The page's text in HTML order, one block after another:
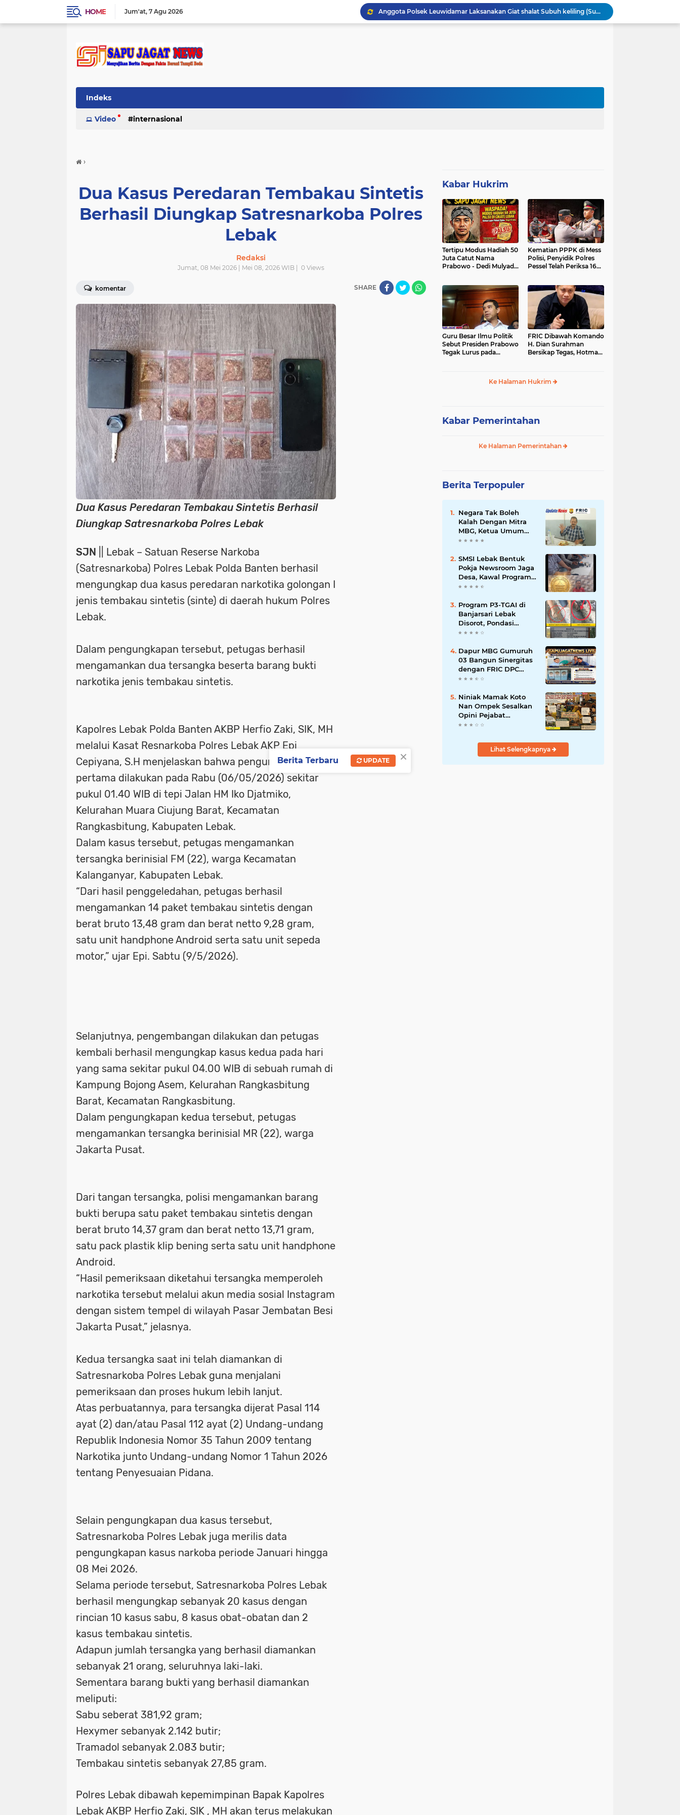
HOME Jum'at 7 Agu 2026
Patroli Malam dan Pengamanan Voli, Koramil Bulukerto Jaga Kondusivitas Wilayah
Kapolda Banten Hadiri Ground Breaking Pembangunan Gedung Kantor DPD RI di Ibu Kota Provinsi Banten
Sebanyak 27 Dapur MBG di Banten Masih di-Suspend BGN
Indeks
Video internasional
›
Dua Kasus Peredaran Tembakau Sintetis
Berhasil Diungkap Satresnarkoba Polres
Lebak
Redaksi
Jumat, 08 Mei 2026 | Mei 08, 2026 WIB | 0 Views
komentar SHARE
Dua Kasus Peredaran Tembakau Sintetis Berhasil
Diungkap Satresnarkoba Polres Lebak
SJN || Lebak – Satuan Reserse Narkoba
(Satresnarkoba) Polres Lebak Polda Banten berhasil
mengungkap dua kasus peredaran narkotika golongan I
jenis tembakau sintetis (sinte) di daerah hukum Polres
Lebak.
Dalam pengungkapan tersebut, petugas berhasil
mengamankan dua tersangka beserta barang bukti
narkotika jenis tembakau sintetis.
Kapolres Lebak Polda Banten AKBP Herfio Zaki, SIK, MH
melalui Kasat Resnarkoba Polres Lebak AKP Epi
Cepiyana, S.H menjelaskan bahwa pengungkapan
pertama dilakukan pada Rabu (06/05/2026) sekitar
pukul 01.40 WIB di tepi Jalan HM Iko Djatmiko,
Kelurahan Muara Ciujung Barat, Kecamatan
Rangkasbitung, Kabupaten Lebak.
Dalam kasus tersebut, petugas mengamankan
tersangka berinisial FM (22), warga Kecamatan
Kalanganyar, Kabupaten Lebak.
“Dari hasil penggeledahan, petugas berhasil
mengamankan 14 paket tembakau sintetis dengan
berat bruto 13,48 gram dan berat netto 9,28 gram,
satu unit handphone Android serta satu unit sepeda
motor,” ujar Epi. Sabtu (9/5/2026).
Selanjutnya, pengembangan dilakukan dan petugas
kembali berhasil mengungkap kasus kedua pada hari
yang sama sekitar pukul 04.00 WIB di sebuah rumah di
Kampung Bojong Asem, Kelurahan Rangkasbitung
Barat, Kecamatan Rangkasbitung.
Dalam pengungkapan kedua tersebut, petugas
mengamankan tersangka berinisial MR (22), warga
Jakarta Pusat.
Dari tangan tersangka, polisi mengamankan barang
bukti berupa satu paket tembakau sintetis dengan
berat bruto 14,37 gram dan berat netto 13,71 gram,
satu pack plastik klip bening serta satu unit handphone
Android.
“Hasil pemeriksaan diketahui tersangka memperoleh
narkotika tersebut melalui akun media sosial Instagram
dengan sistem tempel di wilayah Pasar Jembatan Besi
Jakarta Pusat,” jelasnya.
Kedua tersangka saat ini telah diamankan di
Satresnarkoba Polres Lebak guna menjalani
pemeriksaan dan proses hukum lebih lanjut.
Atas perbuatannya, para tersangka dijerat Pasal 114
ayat (2) dan/atau Pasal 112 ayat (2) Undang-undang
Republik Indonesia Nomor 35 Tahun 2009 tentang
Narkotika junto Undang-undang Nomor 1 Tahun 2026
tentang Penyesuaian Pidana.
Selain pengungkapan dua kasus tersebut,
Satresnarkoba Polres Lebak juga merilis data
pengungkapan kasus narkoba periode Januari hingga
08 Mei 2026.
Selama periode tersebut, Satresnarkoba Polres Lebak
berhasil mengungkap sebanyak 20 kasus dengan
rincian 10 kasus sabu, 8 kasus obat-obatan dan 2
kasus tembakau sintetis.
Adapun jumlah tersangka yang berhasil diamankan
sebanyak 21 orang, seluruhnya laki-laki.
Sementara barang bukti yang berhasil diamankan
meliputi:
Sabu seberat 381,92 gram;
Hexymer sebanyak 2.142 butir;
Tramadol sebanyak 2.083 butir;
Tembakau sintetis sebanyak 27,85 gram.
Polres Lebak dibawah kepemimpinan Bapak Kapolres
Lebak AKBP Herfio Zaki, SIK , MH akan terus melakukan
Kabar Hukrim
Tertipu Modus Hadiah 50
Juta Catut Nama
Prabowo - Dedi Mulyadi,
Juta Lebih
Kematian PPPK di Mess
Polisi, Penyidik Polres
Pessel Telah Periksa 16
Guru Besar Ilmu Politik
Sebut Presiden Prabowo
Tegak Lurus pada
FRIC Dibawah Komando
H. Dian Surahman
Bersikap Tegas, Hotman
Merendahkan Wartawan
Ke Halaman Hukrim
Kabar Pemerintahan
Ke Halaman Pemerintahan
Berita Terpopuler
Negara Tak Boleh
Kalah Dengan Mitra
MBG, Ketua Umum
APKLI-P: Silahkan
Kantin Sekolah
SMSI Lebak Bentuk
Pokja Newsroom Jaga
Desa, Kawal Program
Desa Agar Bisa Maju
Program P3-TGAI di
Banjarsari Lebak
Disorot, Pondasi
Diduga Terisi Tanah,
Sanksi Berat Hingga
Pidana
Dapur MBG Gumuruh
03 Bangun Sinergitas
dengan FRIC DPC
Kabupaten Lebak,
SOP BGN Pusat
Niniak Mamak Koto
Nan Ompek Sesalkan
Opini Pejabat
Payakumbuh Soal
Jabatan
Lihat Selengkapnya
×
Berita Terbaru UPDATE